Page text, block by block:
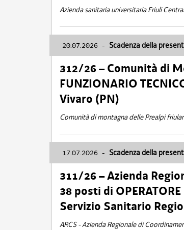
Azienda sanitaria universitaria Friuli
20.07.2026 - Scadenza della
312/26 – Comunità di
FUNZIONARIO
Vivaro (PN)
Comunità di montagna delle Prealpi
17.07.2026 - Scadenza della
311/26 – Azienda
38 posti di
Servizio Sanitario
ARCS - Azienda Regionale di